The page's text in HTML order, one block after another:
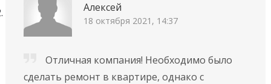
Алексей
18 октября 2021, 14:37
Отличная компания! Необходимо было
сделать ремонт в квартире, однако с